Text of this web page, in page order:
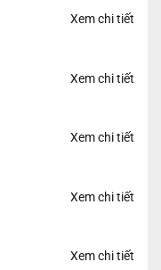
Xem chi tiết
Xem chi tiết
Xem chi tiết
Xem chi tiết
Xem chi tiết